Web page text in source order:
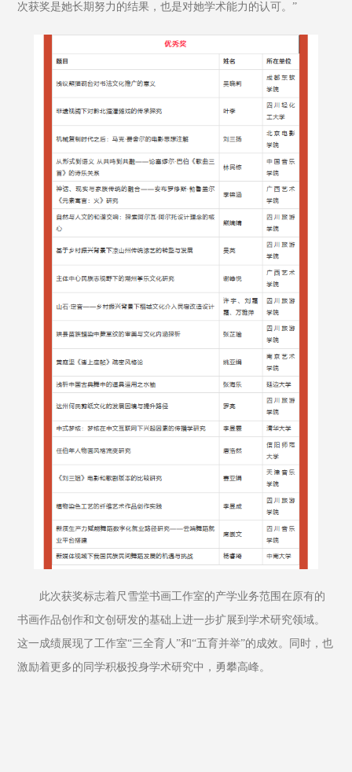
次获奖是她长期努力的结果，也是对她学术能力的认可。”
此次获奖标志着尺雪堂书画工作室的产学业务范围在原有的
书画作品创作和文创研发的基础上进一步扩展到学术研究领域。
这一成绩展现了工作室“三全育人”和“五育并举”的成效。同时，也
激励着更多的同学积极投身学术研究中，勇攀高峰。